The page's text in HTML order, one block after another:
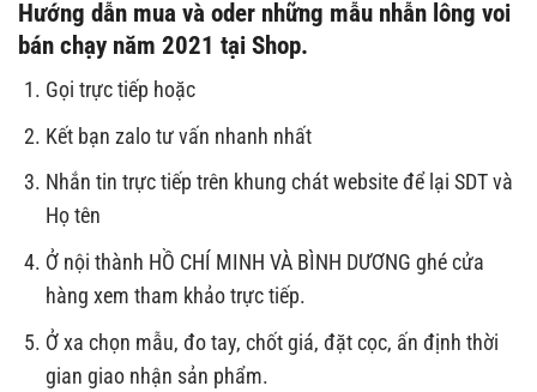
Hướng dẫn mua và oder những mẫu nhẫn lông voi
bán chạy năm 2021 tại Shop.
Gọi trực tiếp hoặc
Kết bạn zalo tư vấn nhanh nhất
Nhắn tin trực tiếp trên khung chát website để lại SDT và
Họ tên
Ở nội thành HỒ CHÍ MINH VÀ BÌNH DƯƠNG ghé cửa
hàng xem tham khảo trực tiếp.
Ở xa chọn mẫu, đo tay, chốt giá, đặt cọc, ấn định thời
gian giao nhận sản phẩm.